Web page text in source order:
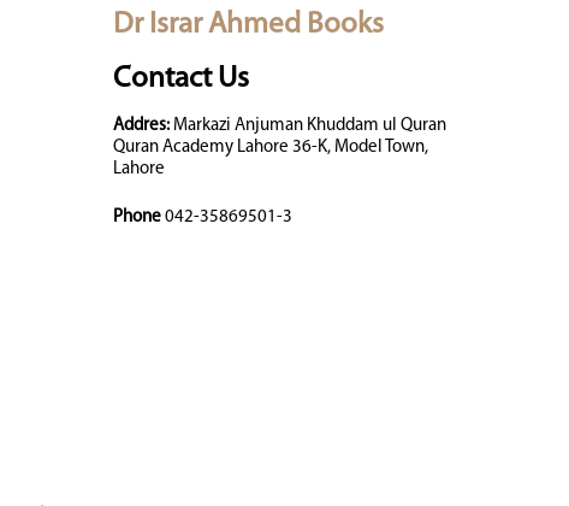
Dr Israr Ahmed Books
Contact Us
Addres:Markazi Anjuman Khuddam ul Quran
Quran Academy Lahore 36-K, Model Town,
Lahore
Phone 042-35869501-3